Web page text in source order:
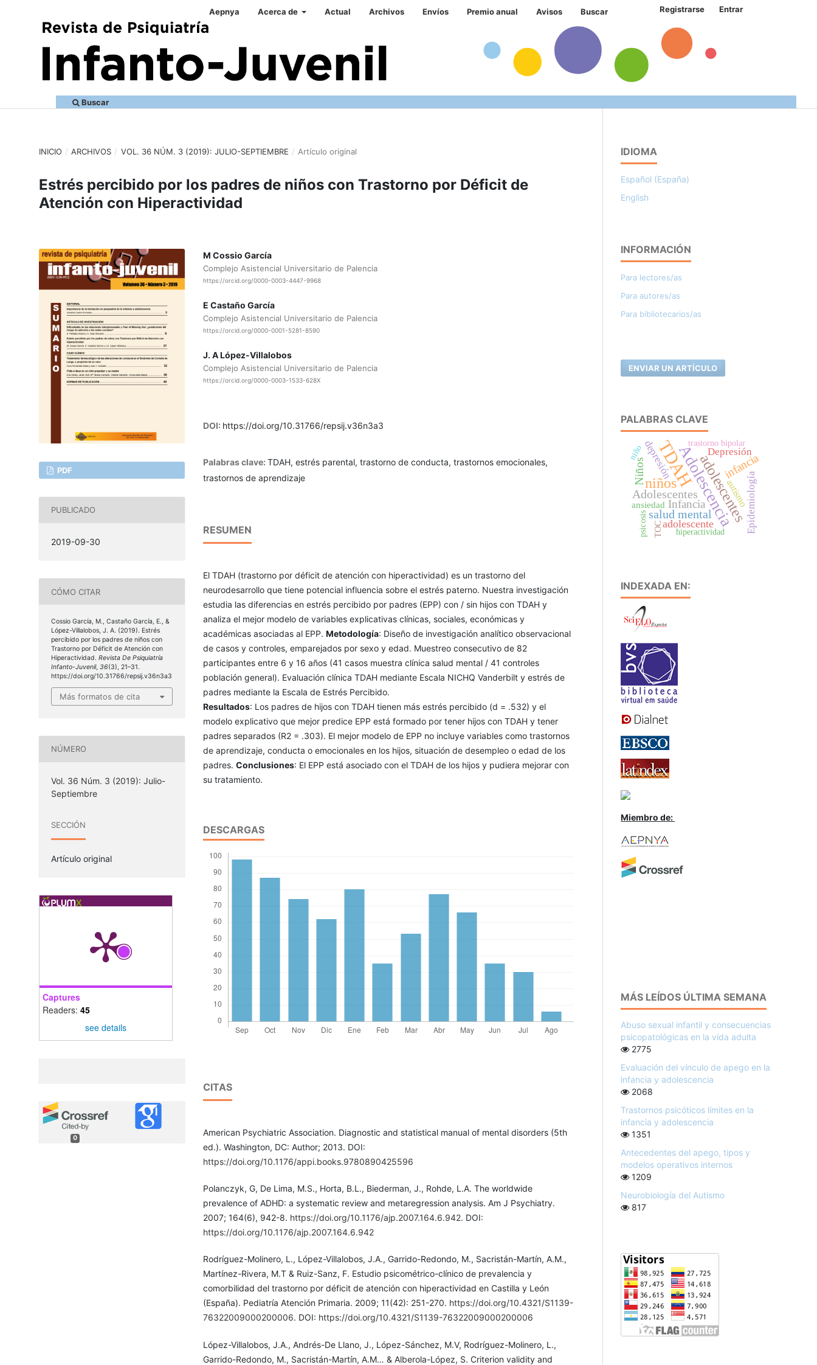
Aepnya Acerca de Actual Archivos Envíos Premio anual Avisos Buscar Registrarse Entrar
Buscar
INICIO / ARCHIVOS / VOL. 36 NÚM. 3 (2019): JULIO-SEPTIEMBRE / Artículo original
Estrés percibido por los padres de niños con Trastorno por Déficit de
Atención con Hiperactividad
PDF
PUBLICADO
2019-09-30
CÓMO CITAR
Cossio García, M., Castaño García, E., &
López-Villalobos, J. A. (2019). Estrés
percibido por los padres de niños con
Trastorno por Déficit de Atención con
Hiperactividad. Revista De Psiquiatría
Infanto-Juvenil, 36(3), 21–31.
https://doi.org/10.31766/repsij.v36n3a3
Más formatos de cita
NÚMERO
Vol. 36 Núm. 3 (2019): Julio-
Septiembre
SECCIÓN
Artículo original
Captures
Readers: 45
see details
0
M Cossio García
Complejo Asistencial Universitario de Palencia
https://orcid.org/0000-0003-4447-9968
E Castaño García
Complejo Asistencial Universitario de Palencia
https://orcid.org/0000-0001-5281-8590
J. A López-Villalobos
Complejo Asistencial Universitario de Palencia
https://orcid.org/0000-0003-1533-628X
DOI: https://doi.org/10.31766/repsij.v36n3a3
Palabras clave: TDAH, estrés parental, trastorno de conducta, trastornos emocionales,
trastornos de aprendizaje
RESUMEN
El TDAH (trastorno por déficit de atención con hiperactividad) es un trastorno del
neurodesarrollo que tiene potencial influencia sobre el estrés paterno. Nuestra investigación
estudia las diferencias en estrés percibido por padres (EPP) con / sin hijos con TDAH y
analiza el mejor modelo de variables explicativas clínicas, sociales, económicas y
académicas asociadas al EPP. Metodología: Diseño de investigación analítico observacional
de casos y controles, emparejados por sexo y edad. Muestreo consecutivo de 82
participantes entre 6 y 16 años (41 casos muestra clínica salud mental / 41 controles
población general). Evaluación clínica TDAH mediante Escala NICHQ Vanderbilt y estrés de
padres mediante la Escala de Estrés Percibido.
Resultados: Los padres de hijos con TDAH tienen más estrés percibido (d = .532) y el
modelo explicativo que mejor predice EPP está formado por tener hijos con TDAH y tener
padres separados (R2 = .303). El mejor modelo de EPP no incluye variables como trastornos
de aprendizaje, conducta o emocionales en los hijos, situación de desempleo o edad de los
padres. Conclusiones: El EPP está asociado con el TDAH de los hijos y pudiera mejorar con
su tratamiento.
DESCARGAS
CITAS
American Psychiatric Association. Diagnostic and statistical manual of mental disorders (5th
ed.). Washington, DC: Author; 2013. DOI:
https://doi.org/10.1176/appi.books.9780890425596
Polanczyk, G, De Lima, M.S., Horta, B.L., Biederman, J., Rohde, L.A. The worldwide
prevalence of ADHD: a systematic review and metaregression analysis. Am J Psychiatry.
2007; 164(6), 942-8. https://doi.org/10.1176/ajp.2007.164.6.942. DOI:
https://doi.org/10.1176/ajp.2007.164.6.942
Rodríguez-Molinero, L., López-Villalobos, J.A., Garrido-Redondo, M., Sacristán-Martín, A.M.,
Martínez-Rivera, M.T & Ruiz-Sanz, F. Estudio psicométrico-clínico de prevalencia y
comorbilidad del trastorno por déficit de atención con hiperactividad en Castilla y León
(España). Pediatría Atención Primaria. 2009; 11(42): 251-270. https://doi.org/10.4321/S1139-
76322009000200006. DOI: https://doi.org/10.4321/S1139-76322009000200006
López-Villalobos, J.A., Andrés-De Llano, J., López-Sánchez, M.V, Rodríguez-Molinero, L.,
Garrido-Redondo, M., Sacristán-Martín, A.M… & Alberola-López, S. Criterion validity and
IDIOMA
Español (España)
English
INFORMACIÓN
Para lectores/as
Para autores/as
Para bibliotecarios/as
ENVIAR UN ARTÍCULO
PALABRAS CLAVE
TDAHAdolescencia
niños adolescentes
Adolescentes
salud mental
Infancia
Niños infancia
adolescente Epidemiología
Depresión
depresión
autismo
ansiedad
TOC hiperactividad
psicosis
trastorno bipolar
niño
INDEXADA EN:
Miembro de:
MÁS LEÍDOS ÚLTIMA SEMANA
Abuso sexual infantil y consecuencias
psicopatológicas en la vida adulta
2775
Evaluación del vínculo de apego en la
infancia y adolescencia
2068
Trastornos psicóticos límites en la
infancia y adolescencia
1351
Antecedentes del apego, tipos y
modelos operativos internos
1209
Neurobiología del Autismo
817